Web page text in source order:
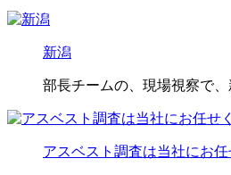
新潟
部長チームの、現場視察で
アスベスト調査は当社にお任